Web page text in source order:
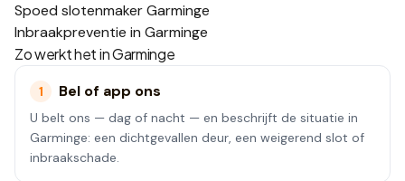
Spoed slotenmaker Garminge
Inbraakpreventie in Garminge
Zo werkt het inGarminge
1 Bel of app ons
U belt ons — dag of nacht — en beschrijft de situatie in
Garminge: een dichtgevallen deur, een weigerend slot of
inbraakschade.